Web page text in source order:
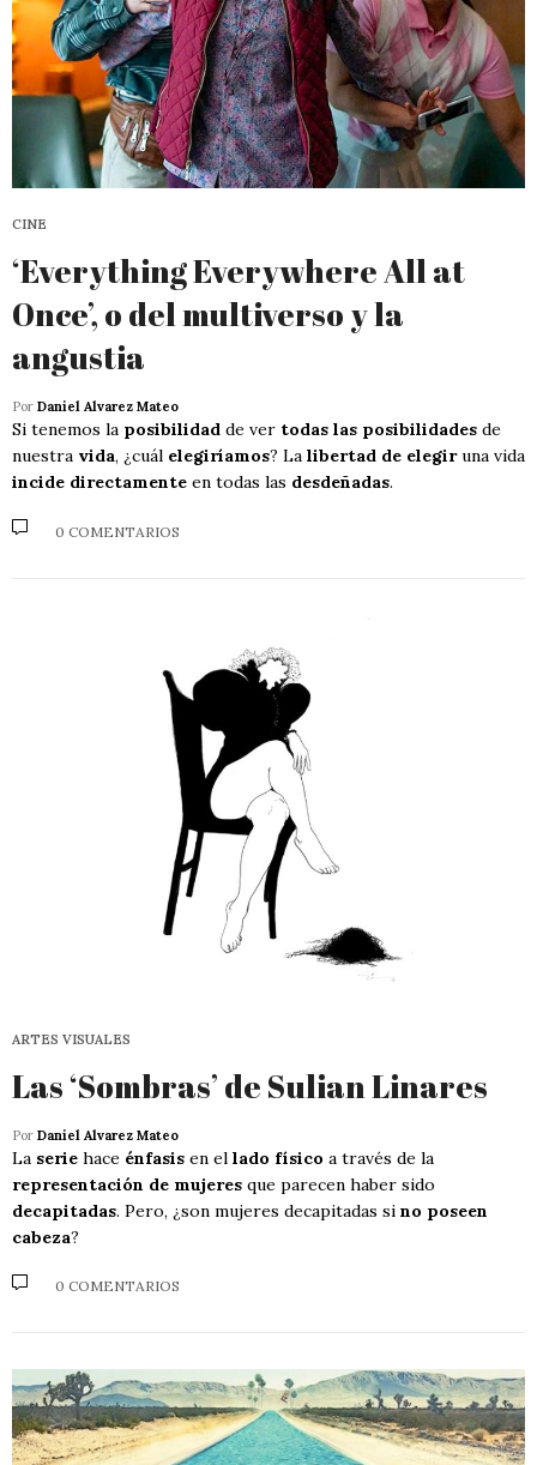
CINE
‘Everything Everywhere All at
Once’, o del multiverso y la
angustia
Por Daniel Alvarez Mateo
Si tenemos la posibilidad de ver todas las posibilidades de
nuestra vida, ¿cuál elegiríamos? La libertad de elegiruna vida
incide directamente en todas las desdeñadas.
0 COMENTARIOS
ARTES VISUALES
Las ‘Sombras’ de Sulian Linares
Por Daniel Alvarez Mateo
La serie hace énfasis en el lado físico a través de la
representación de mujeres que parecen haber sido
decapitadas. Pero, ¿son mujeres decapitadas si no poseen
cabeza?
0 COMENTARIOS